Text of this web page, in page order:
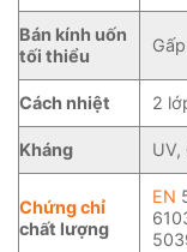
Bán kính uốn
tối thiểu
Cách nhiệt 2
Kháng UV,
Chứng chỉ
chất lượng
EN